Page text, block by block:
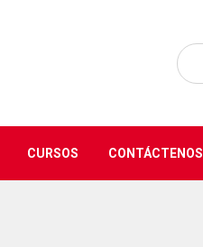
CURSOS CONTÁCTENOS